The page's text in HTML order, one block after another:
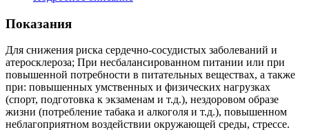
Показания
Для снижения риска сердечно-сосудистых заболеваний и
атеросклероза; При несбалансированном питании или при
повышенной потребности в питательных веществах, а также
при: повышенных умственных и физических нагрузках
(спорт, подготовка к экзаменам и т.д.), нездоровом образе
жизни (потребление табака и алкоголя и т.д.), повышенном
неблагоприятном воздействии окружающей среды, стрессе.